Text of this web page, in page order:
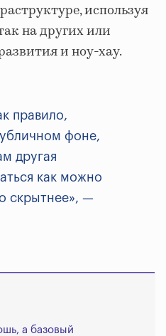
используя
на других или
и ноу‑хау.
правило,
фоне,
другая
как можно
скрытнее», —
а базовый